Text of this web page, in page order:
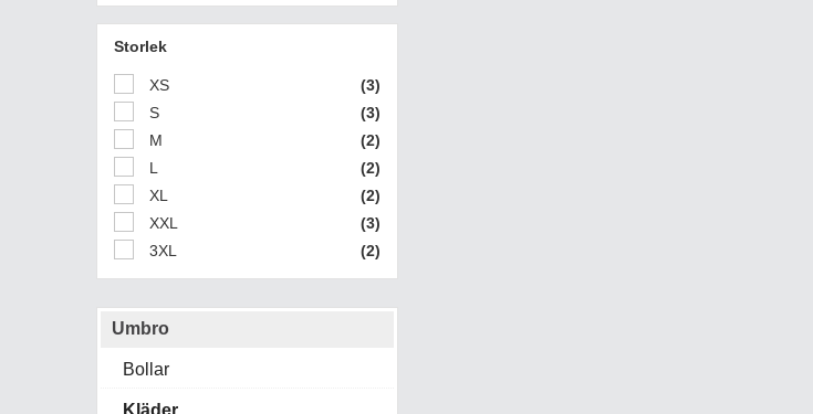
Storlek
XS
(3)
S
(3)
M
(2)
L
(2)
XL
(2)
XXL
(3)
3XL
(2)
Umbro
Bollar
Kläder